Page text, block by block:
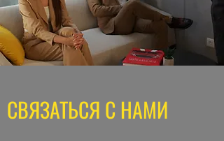
СВЯЗАТЬСЯ С НАМИ